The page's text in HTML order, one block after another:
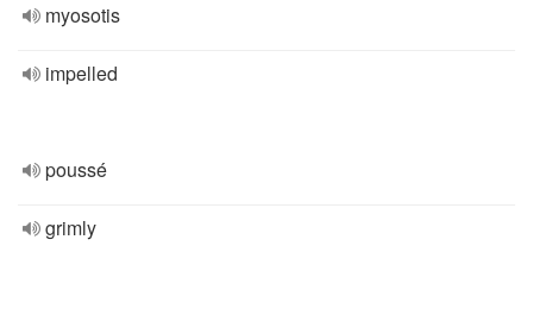
myosotis
impelled
poussé
grimly